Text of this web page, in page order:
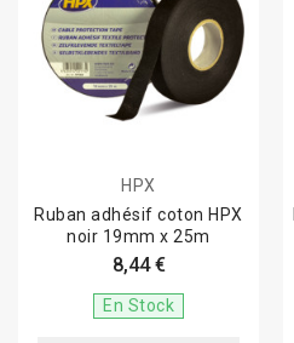
HPX
Ruban adhésif coton HPX
noir 19mm x 25m
8,44 €
En Stock